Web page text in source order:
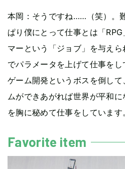
本岡 ：そうですね……（笑）。
ぱり僕にとって仕事とは「
マーという「ジョブ」を与え
でパラメータを上げて仕事を
ゲーム開発というボスを倒し
ムができあがれば世界が平和
を胸に秘めて仕事をしています
Favorite item